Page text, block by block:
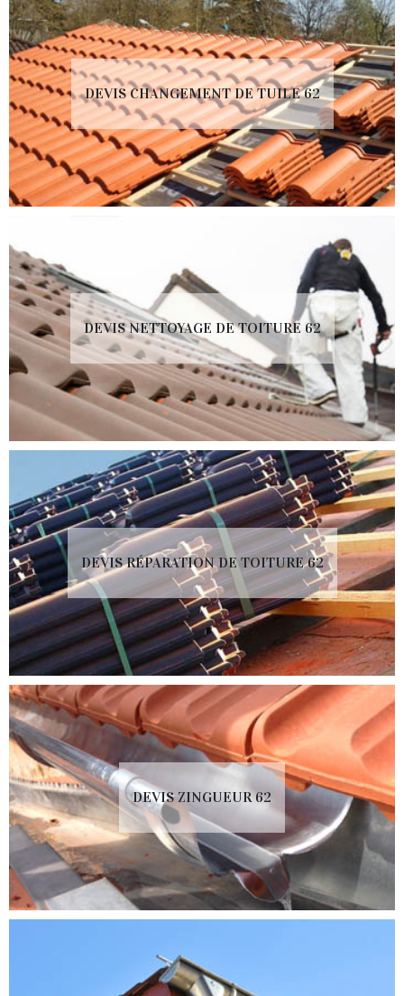
DEVIS CHANGEMENT DE TUILE 62
DEVIS NETTOYAGE DE TOITURE 62
DEVIS RÉPARATION DE TOITURE 62
DEVIS ZINGUEUR 62